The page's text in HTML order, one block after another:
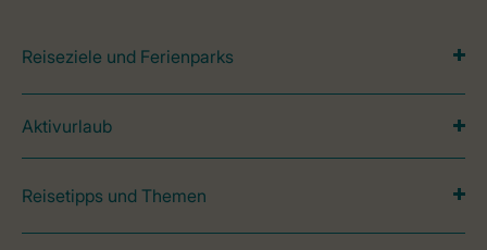
Reiseziele und Ferienparks
Aktivurlaub
Reisetipps und Themen